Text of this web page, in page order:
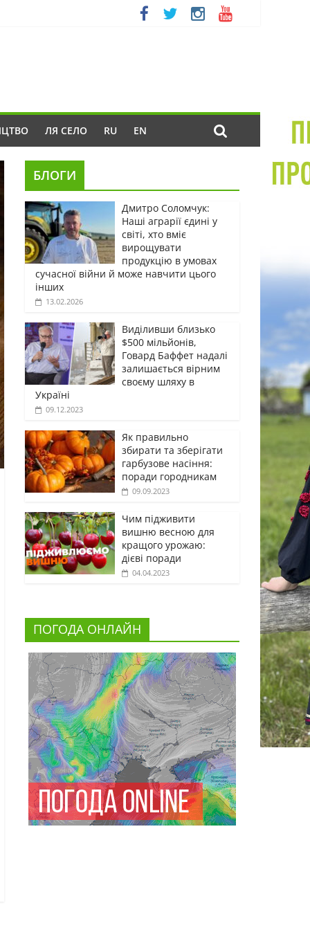
ЛЯ СЕЛО RU EN
БЛОГИ
Дмитро Соломчук:
Наші аграрії єдині у
світі, хто вміє
вирощувати
продукцію в умовах
сучасної війни й може навчити цього
інших
13.02.2026
Виділивши близько
$500 мільйонів,
Говард Баффет надалі
залишається вірним
своєму шляху в
Україні
09.12.2023
Як правильно
збирати та зберігати
гарбузове насіння:
поради городникам
09.09.2023
Чим підживити
вишню весною для
кращого урожаю:
дієві поради
04.04.2023
ПОГОДА ОНЛАЙН